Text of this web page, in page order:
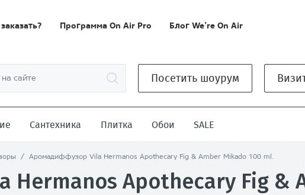
заказать? Программа On Air Pro Блог We’re On Air
Посетить шоурум
Сантехника Плитка Обои SALE
/ Аромадиффузор Vila Hermanos Apothecary Fig & Amber Mikado 100 ml.
Apothecary Fig &